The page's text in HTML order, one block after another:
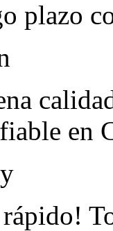
plazo
en